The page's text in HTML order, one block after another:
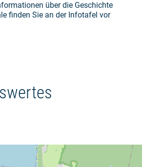
über die Geschichte
finden Sie an der Infotafel vor